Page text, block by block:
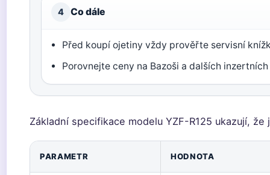
4 Co dále
Před koupí ojetiny vždy prověřte servisní
Porovnejte ceny na Bazoši a dalších
Základní specifikace modelu YZF-R125 ukazují,
PARAMETR HODNOTA